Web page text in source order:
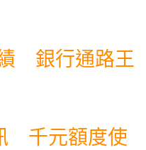
銀行通路王
千元額度使